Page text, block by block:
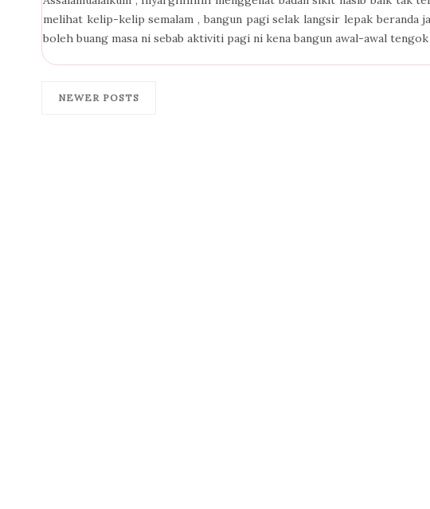
melihat kelip-kelip semalam , bangun pagi selak langsir lepak beranda
boleh buang masa ni sebab aktiviti pagi ni kena bangun awal-awal tengok
NEWER POSTS